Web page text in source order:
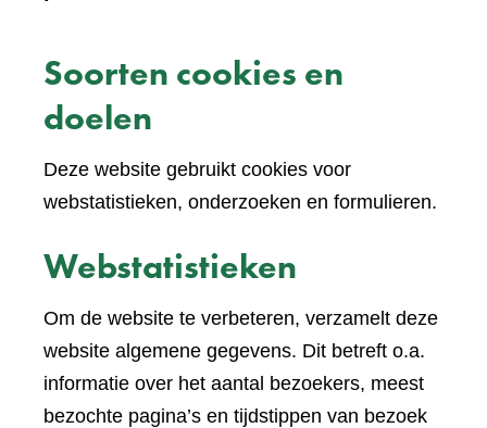
Soorten cookies en
doelen
Deze website gebruikt cookies voor
webstatistieken, onderzoeken en formulieren.
Webstatistieken
Om de website te verbeteren, verzamelt deze
website algemene gegevens. Dit betreft o.a.
informatie over het aantal bezoekers, meest
bezochte pagina’s en tijdstippen van bezoek